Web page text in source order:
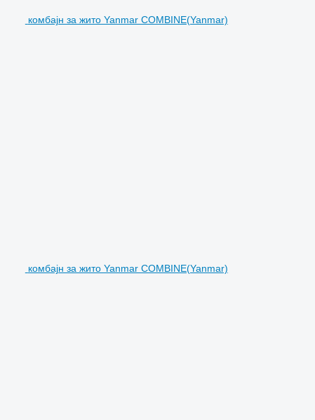
комбајн за жито Yanmar COMBINE(Yanmar)
комбајн за жито Yanmar COMBINE(Yanmar)